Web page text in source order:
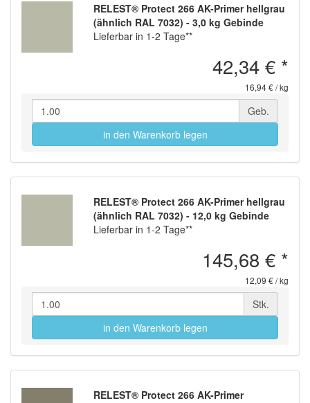
RELEST® Protect 266 AK-Primer hellgrau
(ähnlich RAL 7032) - 3,0 kg Gebinde
Lieferbar in 1-2 Tage**
42,34 € *
16,94 € / kg
Geb.
in den Warenkorb legen
RELEST® Protect 266 AK-Primer hellgrau
(ähnlich RAL 7032) - 12,0 kg Gebinde
Lieferbar in 1-2 Tage**
145,68 € *
12,09 € / kg
Stk.
in den Warenkorb legen
RELEST® Protect 266 AK-Primer